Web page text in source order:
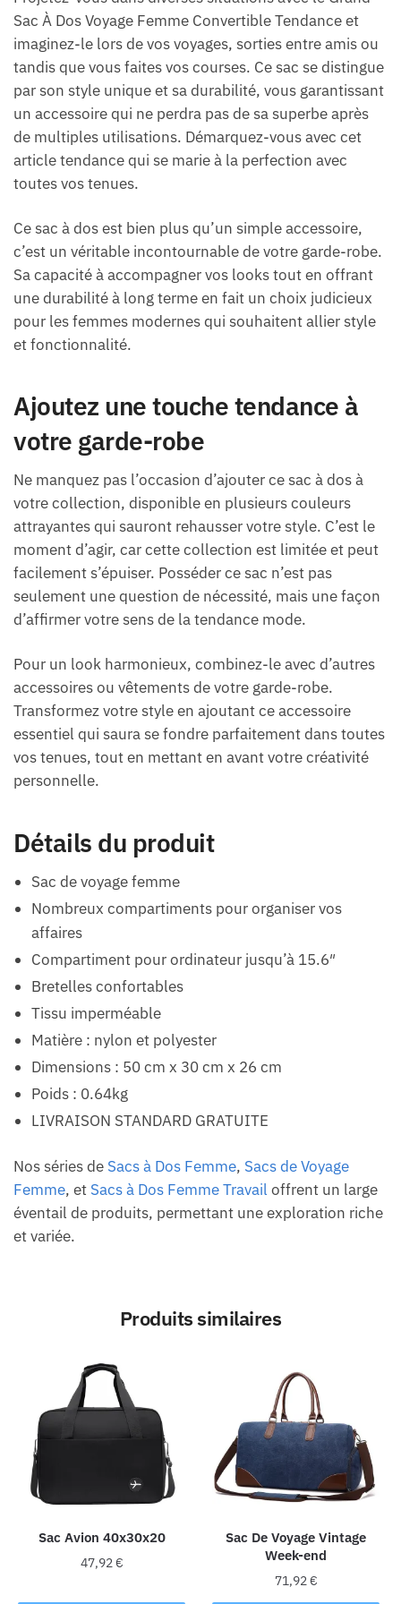
Sac À Dos Voyage Femme Convertible Tendance et
imaginez-le lors de vos voyages, sorties entre amis ou
tandis que vous faites vos courses. Ce sac se distingue
par son style unique et sa durabilité, vous garantissant
un accessoire qui ne perdra pas de sa superbe après
de multiples utilisations. Démarquez-vous avec cet
article tendance qui se marie à la perfection avec
toutes vos tenues.
Ce sac à dos est bien plus qu’un simple accessoire,
c’est un véritable incontournable de votre garde-robe.
Sa capacité à accompagner vos looks tout en offrant
une durabilité à long terme en fait un choix judicieux
pour les femmes modernes qui souhaitent allier style
et fonctionnalité.
Ajoutez une touche tendance à
votre garde-robe
Ne manquez pas l’occasion d’ajouter ce sac à dos à
votre collection, disponible en plusieurs couleurs
attrayantes qui sauront rehausser votre style. C’est le
moment d’agir, car cette collection est limitée et peut
facilement s’épuiser. Posséder ce sac n’est pas
seulement une question de nécessité, mais une façon
d’affirmer votre sens de la tendance mode.
Pour un look harmonieux, combinez-le avec d’autres
accessoires ou vêtements de votre garde-robe.
Transformez votre style en ajoutant ce accessoire
essentiel qui saura se fondre parfaitement dans toutes
vos tenues, tout en mettant en avant votre créativité
personnelle.
Détails du produit
Sac de voyage femme
Nombreux compartiments pour organiser vos
affaires
Compartiment pour ordinateur jusqu’à 15.6″
Bretelles confortables
Tissu imperméable
Matière : nylon et polyester
Dimensions : 50 cm x 30 cm x 26 cm
Poids : 0.64kg
LIVRAISON STANDARD GRATUITE
Nos séries de Sacs à Dos Femme, Sacs de Voyage
Femme, et Sacs à Dos Femme Travail offrent un large
éventail de produits, permettant une exploration riche
et variée.
Produits similaires
Sac Avion 40x30x20
47,92€
Sac De Voyage Vintage
Week-end
71,92€